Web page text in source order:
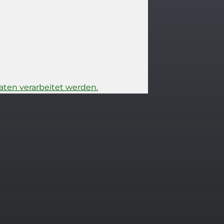
verarbeitet werden.